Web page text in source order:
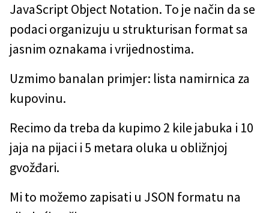
JavaScript Object Notation. To je način da se
podaci organizuju u strukturisan format sa
jasnim oznakama i vrijednostima.
Uzmimo banalan primjer: lista namirnica za
kupovinu.
Recimo da treba da kupimo 2 kile jabuka i 10
jaja na pijaci i 5 metara oluka u obližnjoj
gvožđari.
Mi to možemo zapisati u JSON formatu na